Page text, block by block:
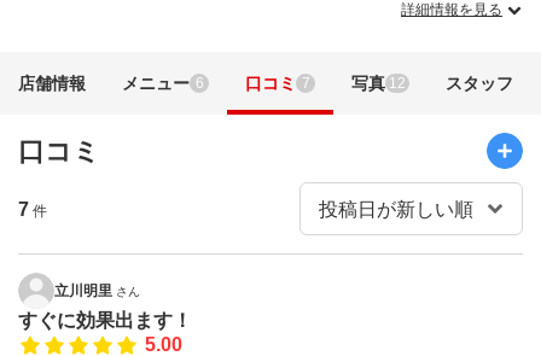
詳細情報を見る
店舗情報 メニュー 6 口コミ 7 写真 12 スタッフ
口コミ
7 件
立川明里 さん
すぐに効果出ます！
5.00